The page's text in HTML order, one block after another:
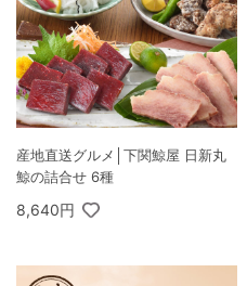
産地直送グルメ│下関鯨屋 日新丸
鯨の詰合せ 6種
8,640円